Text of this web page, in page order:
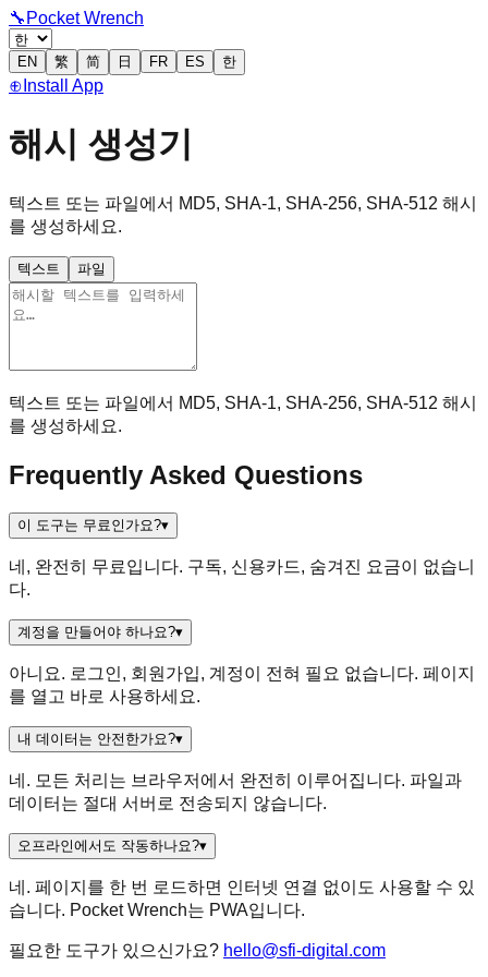
🔧 Pocket Wrench
EN 繁 简 日 FR ES 한
⊕ Install App
해시 생성기
텍스트 또는 파일에서 MD5, SHA-1, SHA-256, SHA-512 해시
를 생성하세요.
텍스트 파일
텍스트 또는 파일에서 MD5, SHA-1, SHA-256, SHA-512 해시
를 생성하세요.
Frequently Asked Questions
이 도구는 무료인가요?▾
네, 완전히 무료입니다. 구독, 신용카드, 숨겨진 요금이 없습니
다.
계정을 만들어야 하나요?▾
아니요. 로그인, 회원가입, 계정이 전혀 필요 없습니다. 페이지
를 열고 바로 사용하세요.
내 데이터는 안전한가요?▾
네. 모든 처리는 브라우저에서 완전히 이루어집니다. 파일과
데이터는 절대 서버로 전송되지 않습니다.
오프라인에서도 작동하나요?▾
네. 페이지를 한 번 로드하면 인터넷 연결 없이도 사용할 수 있
습니다. Pocket Wrench는 PWA입니다.
필요한 도구가 있으신가요? hello@sfi-digital.com